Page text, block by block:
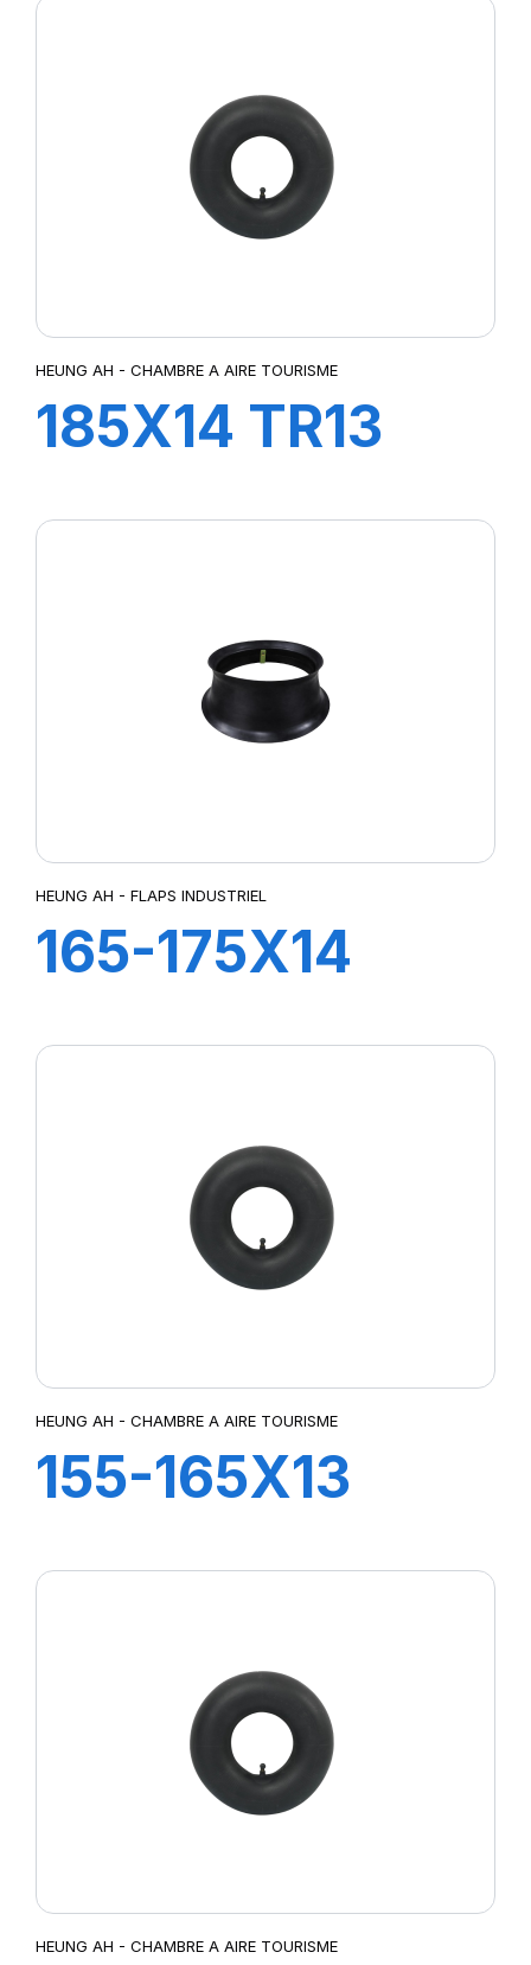
HEUNG AH - CHAMBRE A AIRE TOURISME
185X14 TR13
HEUNG AH - FLAPS INDUSTRIEL
165-175X14
HEUNG AH - CHAMBRE A AIRE TOURISME
155-165X13
HEUNG AH - CHAMBRE A AIRE TOURISME